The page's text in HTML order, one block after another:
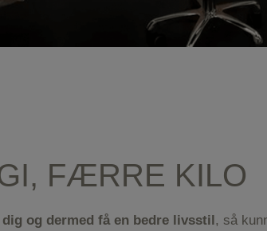
FÆRRE KILO
og dermed få en bedre livsstil, så